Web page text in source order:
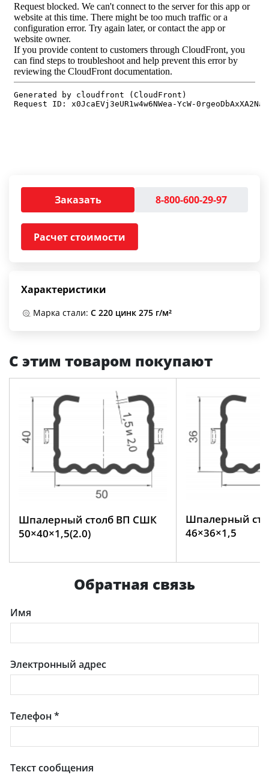
Заказать 8-800-600-29-97
Расчет стоимости
Характеристики
Марка стали: С 220 цинк 275 г/м²
С этим товаром покупают
Шпалерный столб ВП СШК
50×40×1,5(2.0)
Шпалерный
46×36×1,5
Обратная связь
Имя
Электронный адрес
Телефон*
Текст сообщения